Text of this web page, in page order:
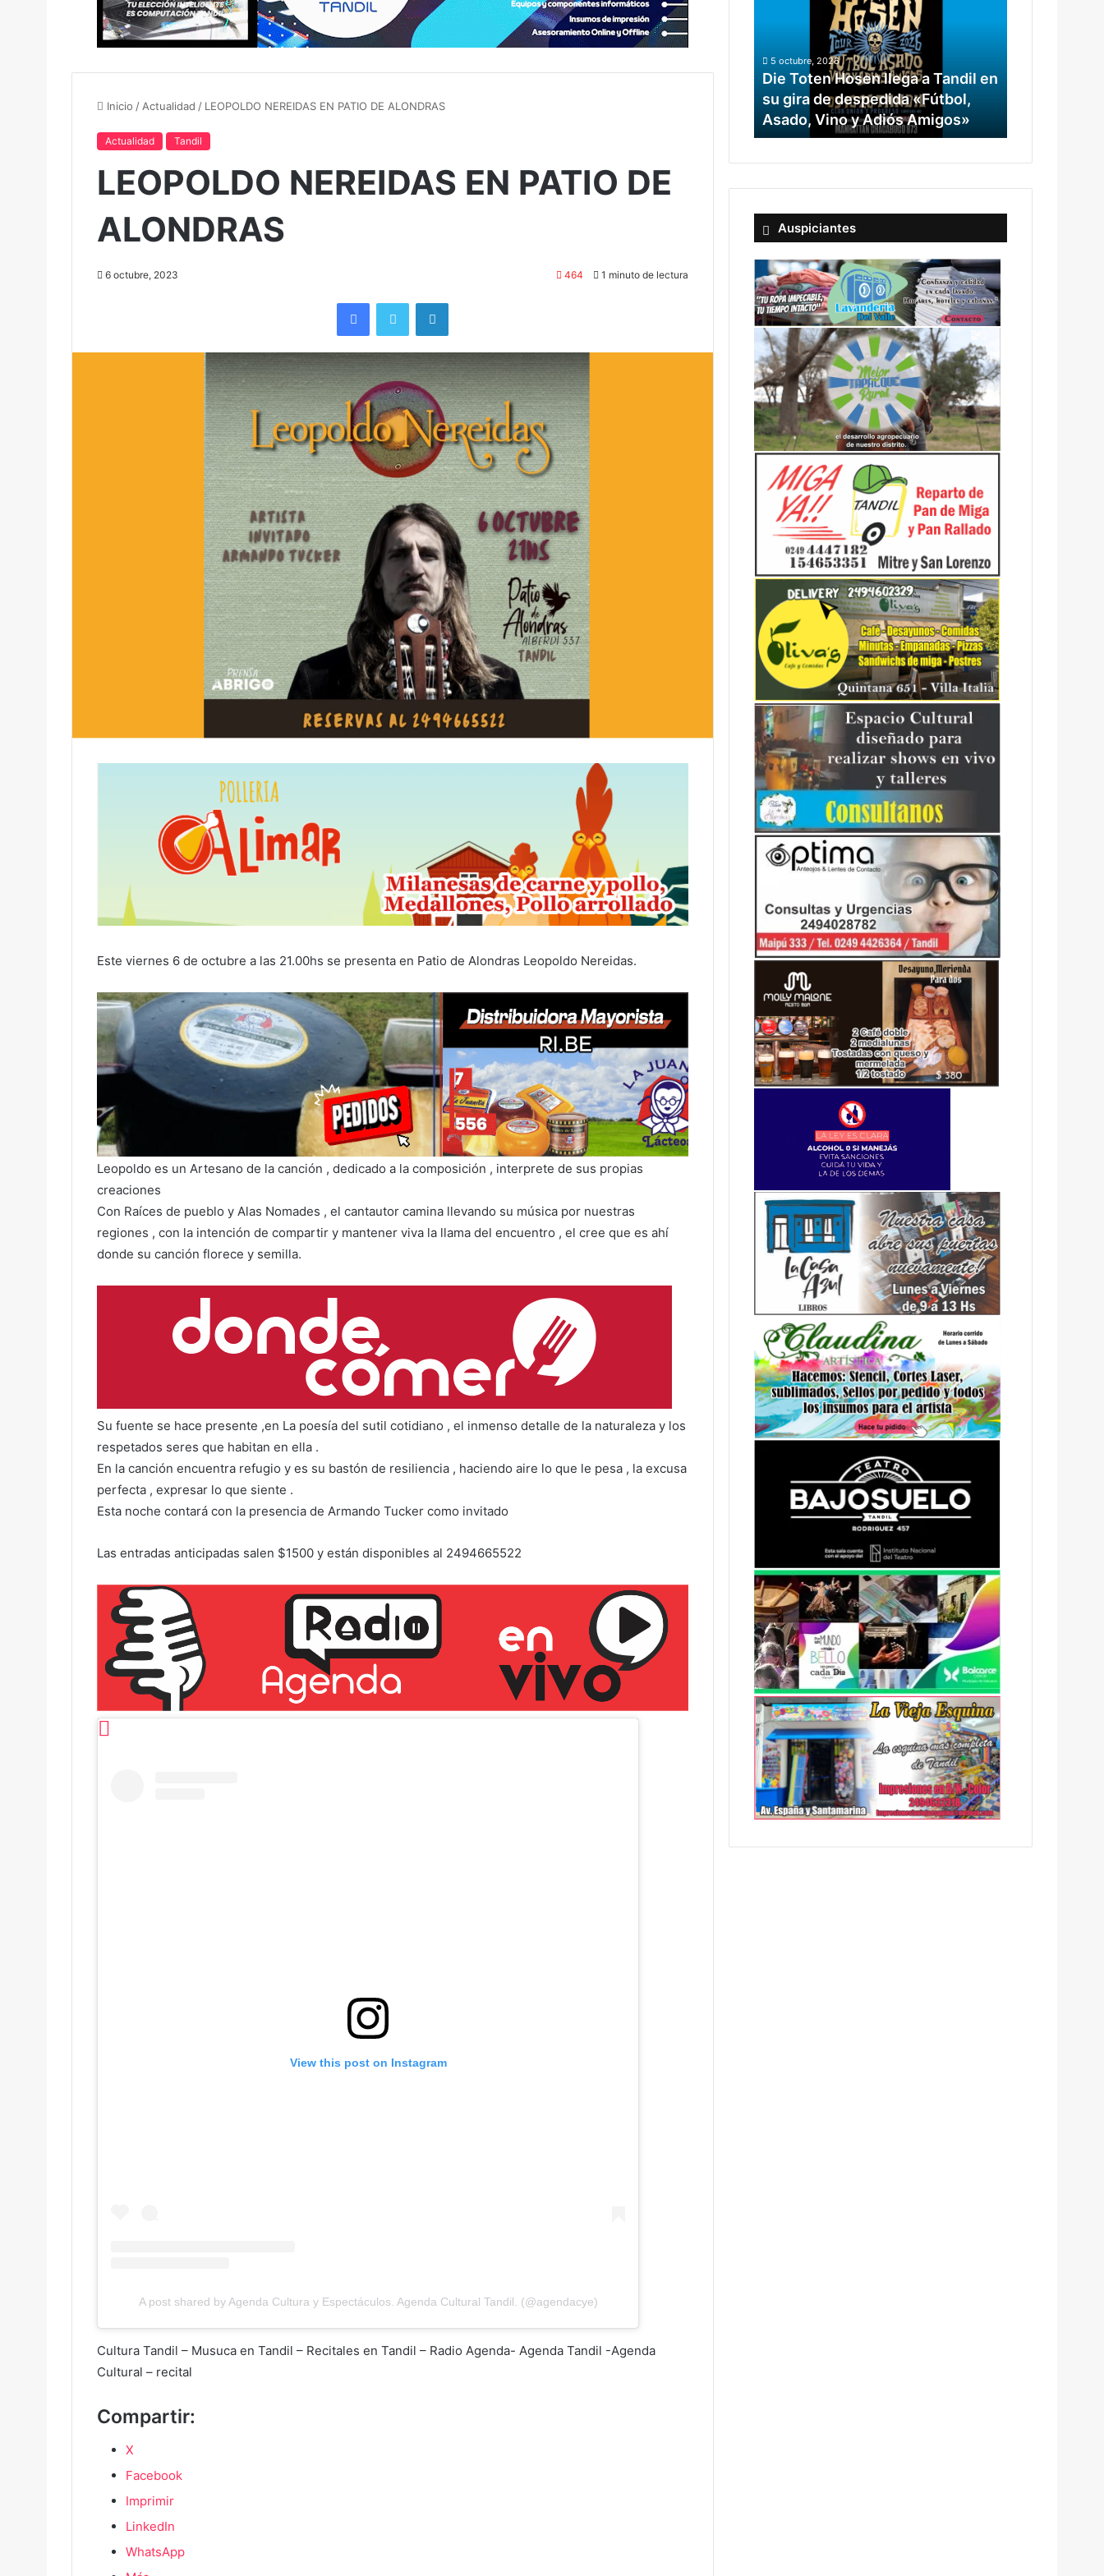
Inicio / Actualidad / LEOPOLDO NEREIDAS EN PATIO DE ALONDRAS
Actualidad Tandil
LEOPOLDO NEREIDAS EN PATIO DE
ALONDRAS
6 octubre, 2023 464 1 minuto de lectura
FacebookTwitter LinkedIn
Este viernes 6 de octubre a las 21.00hs se presenta en Patio de Alondras Leopoldo Nereidas.
Leopoldo es un Artesano de la canción , dedicado a la composición , interprete de sus propias
creaciones
Con Raíces de pueblo y Alas Nomades , el cantautor camina llevando su música por nuestras
regiones , con la intención de compartir y mantener viva la llama del encuentro , el cree que es ahí
donde su canción florece y semilla.
Su fuente se hace presente ,en La poesía del sutil cotidiano , el inmenso detalle de la naturaleza y los
respetados seres que habitan en ella .
En la canción encuentra refugio y es su bastón de resiliencia , haciendo aire lo que le pesa , la excusa
perfecta , expresar lo que siente .
Esta noche contará con la presencia de Armando Tucker como invitado
Las entradas anticipadas salen $1500 y están disponibles al 2494665522
View this post on Instagram
A post shared by Agenda Cultura y Espectáculos. Agenda Cultural Tandil. (@agendacye)
Cultura Tandil – Musuca en Tandil – Recitales en Tandil – Radio Agenda- Agenda Tandil -Agenda
Cultural – recital
Compartir:
X
Facebook
Imprimir
LinkedIn
WhatsApp
en
su
gira
de
despedida
Vino
Adiós
Amigos»
5 octubre, 2026
Die Toten Hosen llega a Tandil en
su gira de despedida «Fútbol,
Asado, Vino y Adiós Amigos»
Auspiciantes